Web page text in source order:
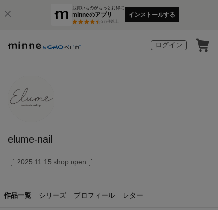
お買いものがもっとお得に
minneのアプリ
3万件以上
インストールする
ログイン
elume-nail
˗ˏˋ 2025.11.15 shop open ˎˊ˗
作品一覧 シリーズ プロフィール レター